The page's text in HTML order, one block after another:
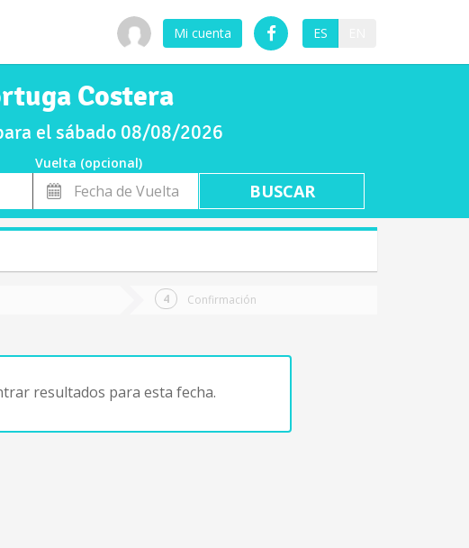
Mi cuenta ES
Costera
el sábado 08/08/2026
Vuelta (opcional)
Fecha
de
Vuelta
Confirmación
resultados para esta fecha.